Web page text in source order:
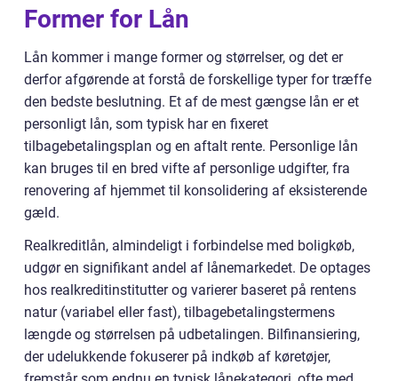
Former for Lån
Lån kommer i mange former og størrelser, og det er
derfor afgørende at forstå de forskellige typer for træffe
den bedste beslutning. Et af de mest gængse lån er et
personligt lån, som typisk har en fixeret
tilbagebetalingsplan og en aftalt rente. Personlige lån
kan bruges til en bred vifte af personlige udgifter, fra
renovering af hjemmet til konsolidering af eksisterende
gæld.
Realkreditlån, almindeligt i forbindelse med boligkøb,
udgør en signifikant andel af lånemarkedet. De optages
hos realkreditinstitutter og varierer baseret på rentens
natur (variabel eller fast), tilbagebetalingstermens
længde og størrelsen på udbetalingen. Bilfinansiering,
der udelukkende fokuserer på indkøb af køretøjer,